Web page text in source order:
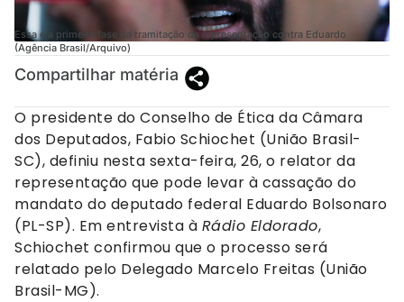
Essa é a primeira fase da tramitação da representação contra Eduardo
(Agência Brasil/Arquivo)
Compartilhar matéria
O presidente do Conselho de Ética da Câmara
dos Deputados, Fabio Schiochet (União Brasil-
SC), definiu nesta sexta-feira, 26, o relator da
representação que pode levar à cassação do
mandato do deputado federal Eduardo Bolsonaro
(PL-SP). Em entrevista à Rádio Eldorado,
Schiochet confirmou que o processo será
relatado pelo Delegado Marcelo Freitas (União
Brasil-MG).